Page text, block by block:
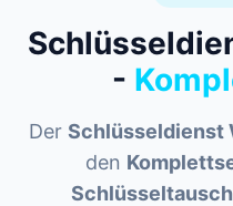
-
Der Schlüsseldienst
den
Schlüsseltausch